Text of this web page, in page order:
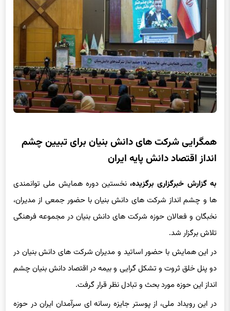
همگرایی شرکت های دانش بنیان برای تبیین چشم
انداز اقتصاد دانش پایه ایران
به گزارش خبرگزاری برگزیده، نخستین دوره همایش ملی توانمندی
ها و چشم انداز شرکت های دانش بنیان با حضور جمعی از مدیران،
نخبگان و فعالان حوزه شرکت های دانش بنیان در مجموعه فرهنگی
تلاش برگزار شد.
در این همایش با حضور اساتید و مدیران شرکت های دانش بنیان در
دو پنل خلق ثروت و تشکل گرایی و بیمه در اقتصاد دانش بنیان چشم
انداز این حوزه مورد بحث و تبادل نظر قرار گرفت.
در این رویداد ملی، از پوستر جایزه رسانه ای سرآمدان ایران در حوزه